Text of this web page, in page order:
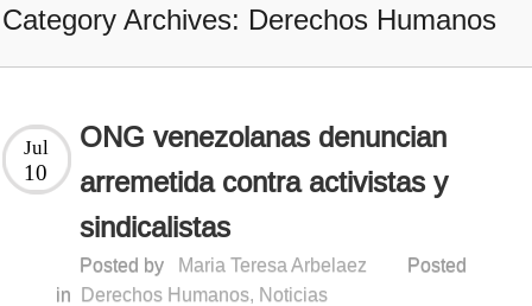
Category Archives: Derechos Humanos
ONG venezolanas denuncian
arremetida contra activistas y
sindicalistas
Jul
10
Posted by Maria Teresa Arbelaez
Posted
in
Derechos Humanos, Noticias